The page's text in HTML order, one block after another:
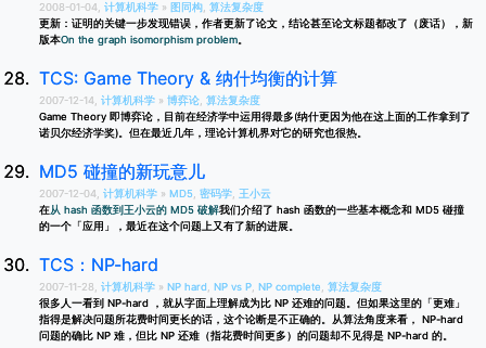
2008-01-04, 计算机科学 » 图同构, 算法复杂度
更新：证明的关键一步发现错误，作者更新了论文，结论甚至论文标题都改了（废话），新
版本On the graph isomorphism problem。
TCS: Game Theory & 纳什均衡的计算
2007-12-14, 计算机科学 » 博弈论, 算法复杂度
Game Theory 即博弈论，目前在经济学中运用得最多(纳什更因为他在这上面的工作拿到了
诺贝尔经济学奖)。但在最近几年，理论计算机界对它的研究也很热。
MD5 碰撞的新玩意儿
2007-12-04, 计算机科学 » MD5, 密码学, 王小云
在从 hash 函数到王小云的 MD5 破解我们介绍了 hash 函数的一些基本概念和 MD5 碰撞
的一个「应用」，最近在这个问题上又有了新的进展。
TCS：NP-hard
2007-11-28, 计算机科学 » NP hard, NP vs P, NP complete, 算法复杂度
很多人一看到 NP-hard ，就从字面上理解成为比 NP 还难的问题。但如果这里的「更难」
指得是解决问题所花费时间更长的话，这个论断是不正确的。从算法角度来看， NP-hard
问题的确比 NP 难，但比 NP 还难（指花费时间更多）的问题却不见得是 NP-hard 的。